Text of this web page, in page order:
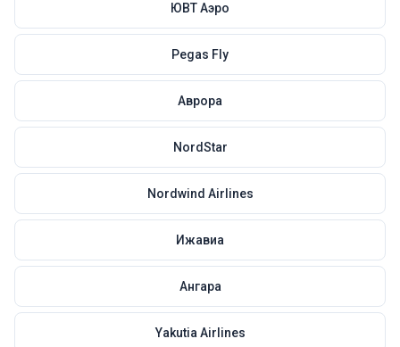
ЮВТ Аэро
Pegas Fly
Аврора
NordStar
Nordwind Airlines
Ижавиа
Ангара
Yakutia Airlines